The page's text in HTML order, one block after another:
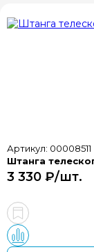
Артикул: 00008511
Штанга
3 330 ₽/шт.